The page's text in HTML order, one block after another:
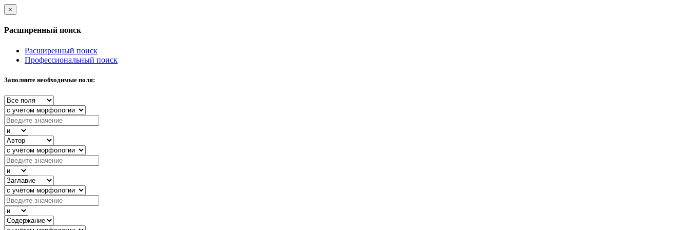
×
Расширенный поиск
Расширенный поиск
Профессиональный поиск
Заполните необходимые поля: